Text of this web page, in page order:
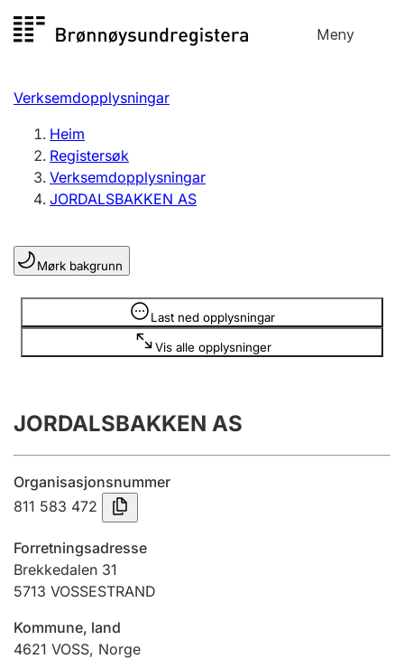
til
Meny
Registersøk
Aksjeselskap
Enkeltpersonføretak
Registrere, endre, slette
Lag og foreining
Registrere, endre, slette
Årsrekneskap
Innsending og forseinkingsgebyr
Tinglysing
Jeger
Verksemdopplysningar
Heim
Registersøk
Verksemdopplysningar
JORDALSBAKKEN AS
Mørk bakgrunn
Last ned opplysningar
Vis alle opplysninger
Opplysninger er skjult
JORDALSBAKKEN AS
Organisasjonsnummer
811 583 472
Forretningsadresse
Brekkedalen 31
5713 VOSSESTRAND
Kommune, land
4621 VOSS, Norge